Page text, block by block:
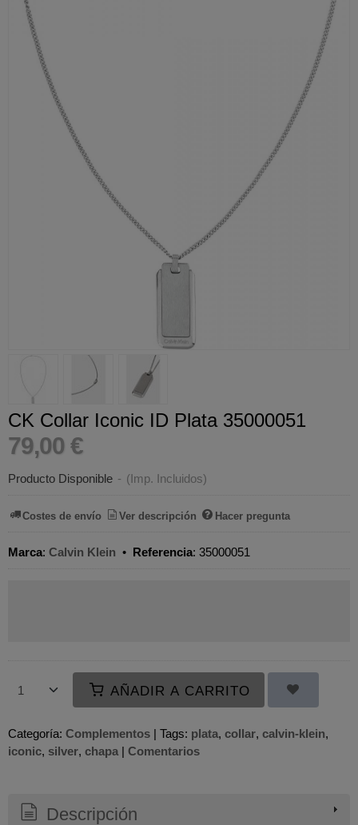
CK Collar Iconic ID Plata 35000051
79,00 €
Producto Disponible - (Imp. Incluidos)
Costes de envío Ver descripción Hacer pregunta
Marca: Calvin Klein • Referencia: 35000051
AÑADIR A CARRITO
Categoría: Complementos Tags: plata collar calvin-klein
iconic silver chapa Comentarios
Descripción